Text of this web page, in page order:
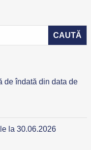
de îndată din data de
la 30.06.2026